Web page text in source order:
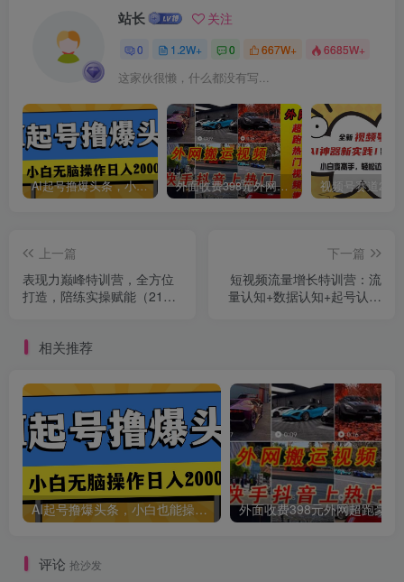
站长 关注
0 1.2W+ 0 667W+ 6685W+
这家伙很懒，什么都没有写...
AI起号撸爆头条，小白也能操作，日入2000+ 外面收费398元外网超跑豪车汽车视频搬运至快手抖音上热门项目
上一篇
表现力巅峰特训营，全方位
打造，陪练实操赋能（21节
下一篇
短视频流量增长特训营：流
量认知+数据认知+起号认知
相关推荐
AI起号撸爆头条，小白也能操作，日入2000+
评论 抢沙发